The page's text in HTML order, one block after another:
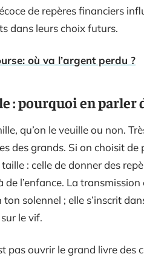
de repères financiers
dans leurs choix futurs.
où va l’argent perdu ?
: pourquoi en parler
qu’on le veuille ou non.
des grands. Si on choisit de
: celle de donner des
l’enfance. La transmission
solennel ; elle s’inscrit
le vif.
pas ouvrir le grand livre des